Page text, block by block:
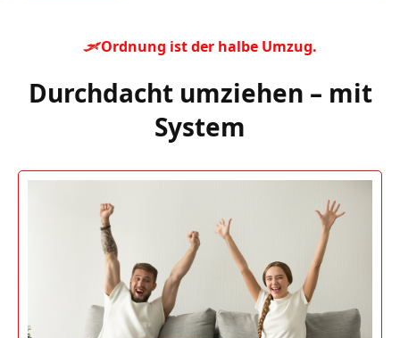
Ordnung ist der halbe Umzug.
Durchdacht umziehen – mit
System